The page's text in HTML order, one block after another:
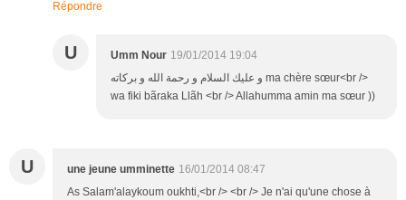
Répondre
U Umm Nour 19/01/2014 19:04
و عليك السلام و رحمة الله و بركاته ma chère sœur<br />
wa fiki bãraka Llãh <br /> Allahumma amin ma sœur ))
U une jeune umminette 16/01/2014 08:47
As Salam'alaykoum oukhti,<br /> <br /> Je n'ai qu'une chose à